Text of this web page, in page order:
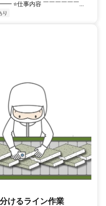
内容 ￣￣￣￣￣￣...
り
けるライン作業